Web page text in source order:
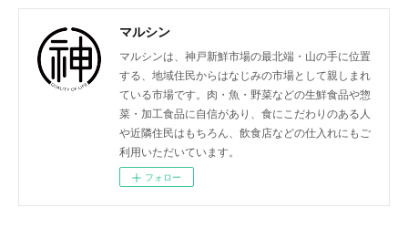
マルシン
マルシンは、神戸新鮮市場の最北端・山の手に位置
する、地域住民からはなじみの市場として親しまれ
ている市場です。肉・魚・野菜などの生鮮食品や惣
菜・加工食品に自信があり、食にこだわりのある人
や近隣住民はもちろん、飲食店などの仕入れにもご
利用いただいています。
フォロー